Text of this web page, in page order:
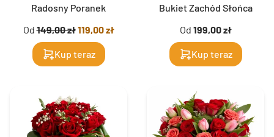
Radosny Poranek
Od149,00 zł119,00 zł
Kup teraz
Bukiet Zachód Słońca
Od 199,00 zł
Kup teraz